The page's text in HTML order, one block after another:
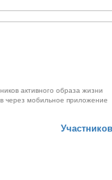
активного образа жизни
через мобильное приложение